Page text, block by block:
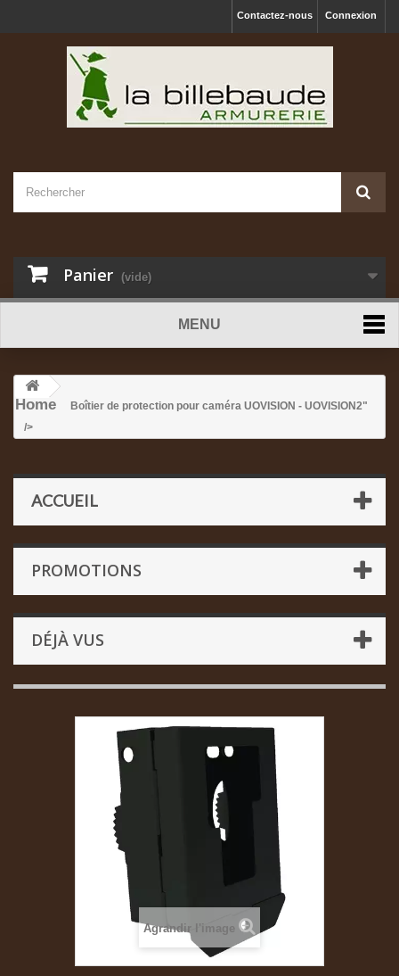
Connexion
Contactez-nous
Panier (vide)
MENU
Home Boîtier de protection pour caméra UOVISION - UOVISION2"
/>
ACCUEIL
PROMOTIONS
DÉJÀ VUS
Agrandir l'image